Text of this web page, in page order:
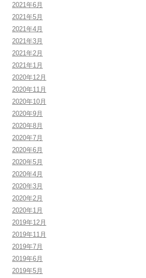
2021年6月
2021年5月
2021年4月
2021年3月
2021年2月
2021年1月
2020年12月
2020年11月
2020年10月
2020年9月
2020年8月
2020年7月
2020年6月
2020年5月
2020年4月
2020年3月
2020年2月
2020年1月
2019年12月
2019年11月
2019年7月
2019年6月
2019年5月